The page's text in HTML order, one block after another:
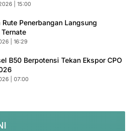
| 15:00
Penerbangan Langsung
| 16:29
B50 Berpotensi Tekan Ekspor CPO
| 07:00